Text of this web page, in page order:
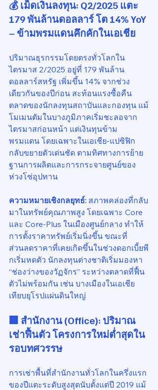
💰 เม็ดเงินลงทุน: Q2/2025 แตะ
179 พันล้านดอลลาร์ โต 14% YoY
– ข้ามพรมแดนคึกคักในเอเชีย
ปริมาณธุรกรรมโดยตรงทั่วโลกใน
ไตรมาส 2/2025 อยู่ที่ 179 พันล้าน
ดอลลาร์สหรัฐ เพิ่มขึ้น 14% จากช่วง
เดียวกันของปีก่อน สะท้อนแรงซื้อคืน
ตลาดของนักลงทุนสถาบันและกองทุน แม้
โมเมนตัมในบางภูมิภาคเริ่มชะลอจาก
ไตรมาสก่อนหน้า แต่เงินทุนข้าม
พรมแดน โดยเฉพาะในเอเชีย-แปซิฟิก
กลับขยายตัวเด่นชัด ตามทิศทางการย้าย
ฐานการผลิตและการกระจายศูนย์ของ
ห่วงโซ่อุปทาน
ความหมายเชิงกลยุทธ์: สภาพคล่องที่กลับ
มาในทรัพย์คุณภาพสูง โดยเฉพาะ Core
และ Core-Plus ในเมืองศูนย์กลาง ทำให้
การตั้งราคาทรัพย์เริ่มนิ่งขึ้น ขณะที่
ส่วนลดราคาที่เคยเกิดขึ้นในช่วงดอกเบี้ยพี
กเริ่มหดตัว นักลงทุนต่างชาติเริ่มมองหา
“ช่องว่างของวัฏจักร” ระหว่างตลาดที่ฟื้น
ตัวไม่พร้อมกัน เช่น บางเมืองในเอเชีย
เทียบยุโรปแผ่นดินใหญ่
🏢 สำนักงาน (Office): ปริมาณ
เช่าฟื้นตัว โครงการใหม่ต่ำสุดใน
รอบทศวรรษ
การเช่าพื้นที่สำนักงานทั่วโลกในครึ่งแรก
ของปีแตะระดับสูงสุดนับตั้งแต่ปี 2019 แม้